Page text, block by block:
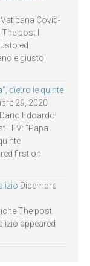
Covid-
post Il
ed
e giusto
dietro le quinte
29, 2020
Edoardo
LEV: “Papa
first on
Dicembre
The post
appeared